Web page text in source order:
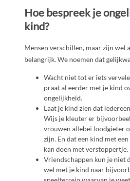
Hoe bespreek je
kind?
Mensen verschillen, maar zijn wel
belangrijk. We noemen dat
Wacht niet tot er iets
praat al eerder met je kind
ongelijkheid.
Laat je kind zien dat
Wijs je kleuter er
vrouwen allebei loodgieter
zijn. En dat een kind met
kan doen met verstoppertje.
Vriendschappen kun je niet
wel met je kind naar